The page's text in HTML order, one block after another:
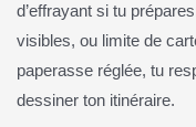
d’effrayant si tu
visibles, ou limite de
paperasse réglée, tu
dessiner ton itinéraire.